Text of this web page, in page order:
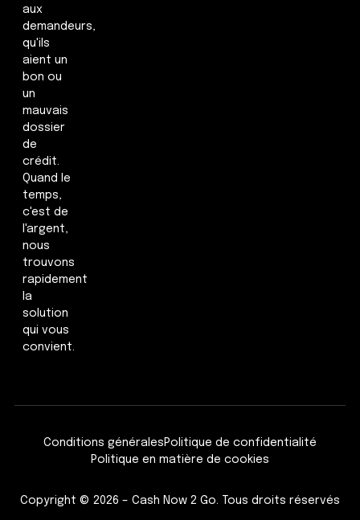
aux
demandeurs,
qu'ils
aient un
bon ou
un
mauvais
dossier
de
crédit.
Quand le
temps,
c'est de
l'argent,
nous
trouvons
rapidement
la
solution
qui vous
convient.
Copyright © 2026 – Cash Now 2 Go. Tous droits réservés
Conditions générales Politique de confidentialité
Politique en matière de cookies